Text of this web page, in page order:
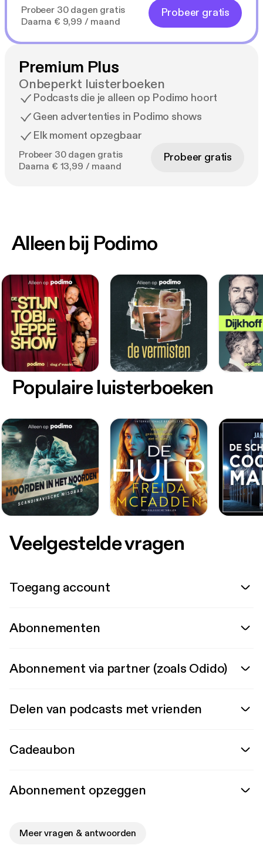
Probeer 30 dagen gratis
Daarna € 9,99 / maand
Probeer gratis
Premium Plus
Onbeperkt luisterboeken
Podcasts die je alleen op Podimo hoort
Geen advertenties in Podimo shows
Elk moment opzegbaar
Probeer 30 dagen gratis
Daarna € 13,99 / maand
Probeer gratis
Alleen bij Podimo
Populaire luisterboeken
Veelgestelde vragen
Toegang account
Abonnementen
Abonnement via partner (zoals Odido)
Delen van podcasts met vrienden
Cadeaubon
Abonnement opzeggen
Meer vragen & antwoorden